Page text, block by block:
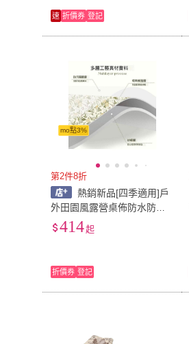
速 折價券 登記
mo點3%
第2件8折
熱銷新品[四季適用]戶
外田園風露營桌佈防水防油
防曬春遊野餐佈室外燒烤擺
攤桌麵蓋佈
414起
折價券 登記